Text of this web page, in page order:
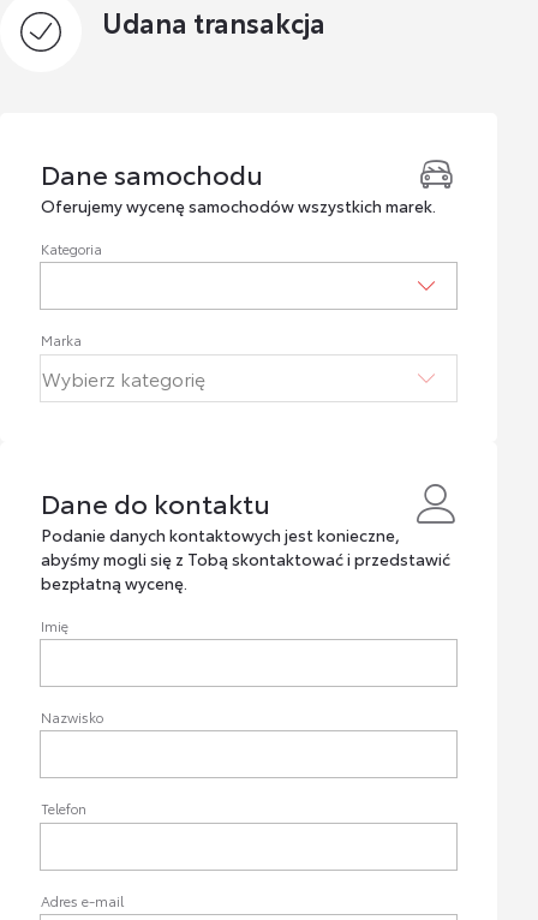
Udana transakcja
Dane samochodu
Dane samochodu
Oferujemy wycenę samochodów wszystkich marek.
Kategoria
Marka
Dane do kontaktu
Dane do kontaktu
Podanie danych kontaktowych jest konieczne,
abyśmy mogli się z Tobą skontaktować i przedstawić
bezpłatną wycenę.
Imię
Nazwisko
Telefon
Adres e-mail